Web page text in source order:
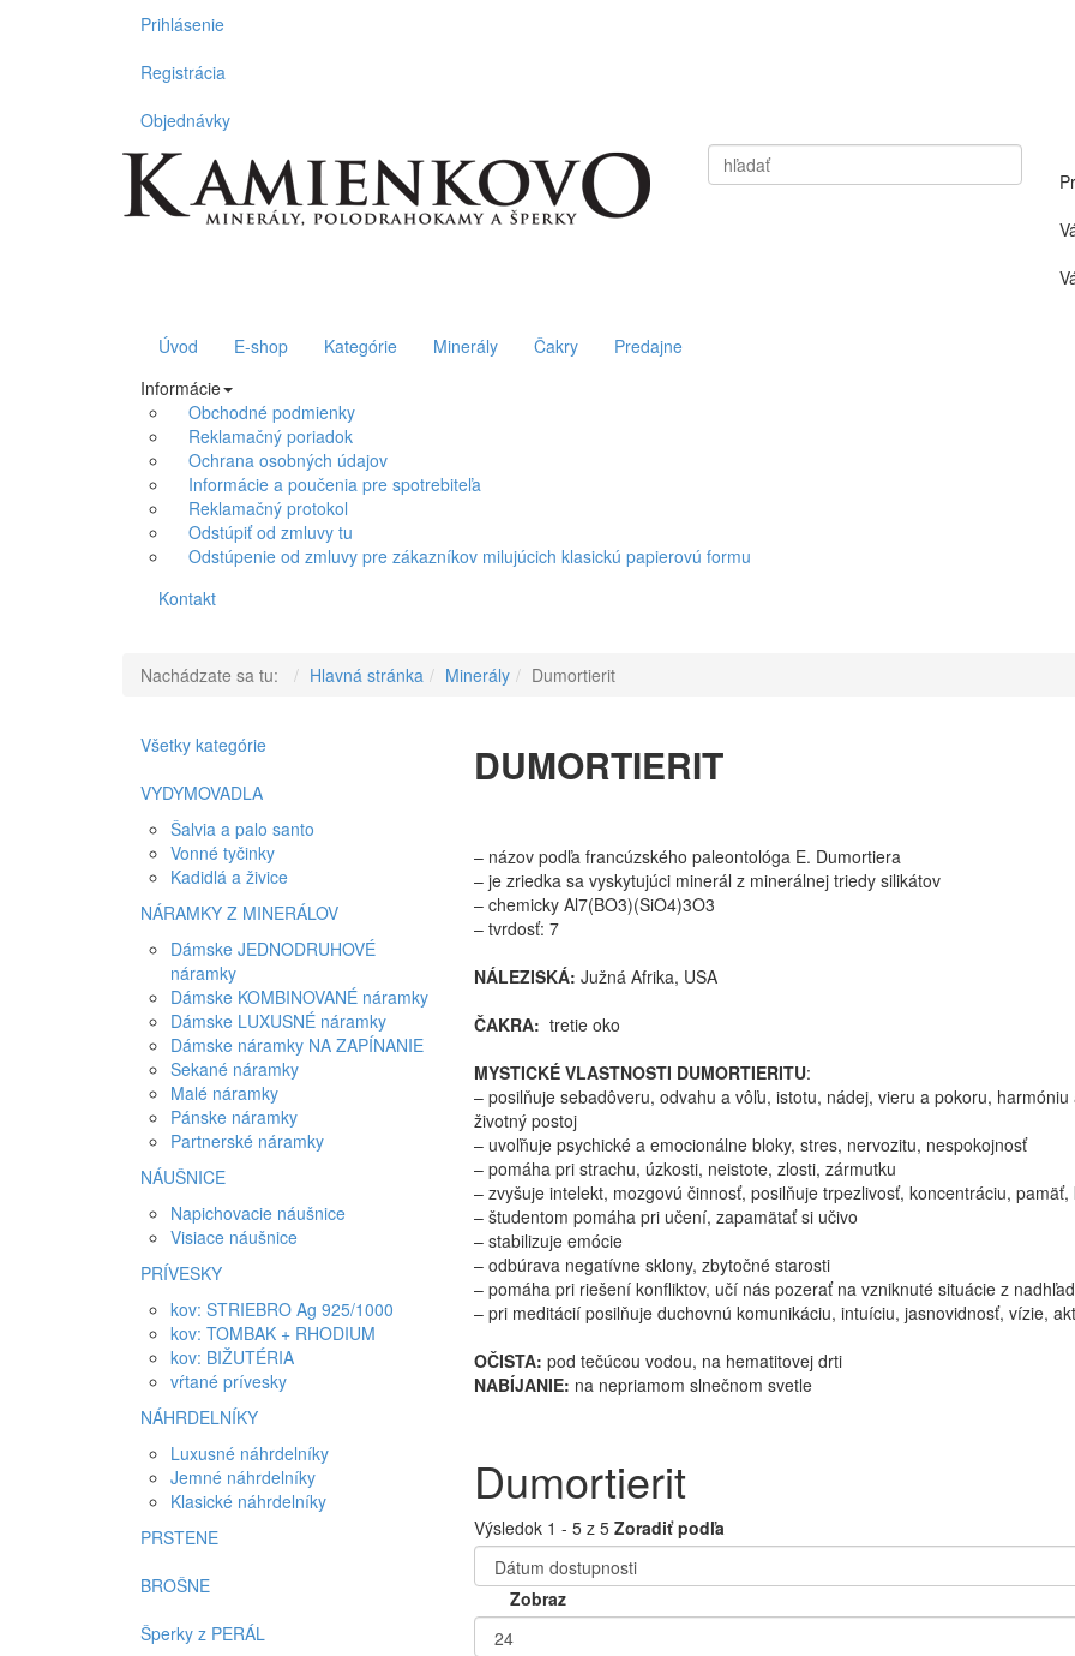
Prihlásenie
Registrácia
Objednávky
Vyhľadať
Úvod E-shop Kategórie Minerály Čakry
Predajne
Informácie
Obchodné podmienky
Reklamačný poriadok
Ochrana osobných údajov
Informácie a poučenia pre spotrebiteľa
Reklamačný protokol
Odstúpiť od zmluvy tu
Odstúpenie od zmluvy pre zákazníkov milujúcich klasickú papierovú formu
Kontakt
Nachádzate sa tu: Hlavná stránka Minerály Dumortierit
DUMORTIERIT
– názov podľa francúzského paleontológa E. Dumortiera
– je zriedka sa vyskytujúci minerál z minerálnej triedy silikátov
– chemicky Al7(BO3)(SiO4)3O3
– tvrdosť: 7
NÁLEZISKÁ: Južná Afrika, USA
ČAKRA: tretie oko
MYSTICKÉ VLASTNOSTI DUMORTIERITU:
– posilňuje sebadôveru, odvahu a vôľu, istotu, nádej, vieru a pokoru,
životný postoj
– uvoľňuje psychické a emocionálne bloky, stres, nervozitu, nespokojnosť
– pomáha pri strachu, úzkosti, neistote, zlosti, zármutku
– zvyšuje intelekt, mozgovú činnosť, posilňuje trpezlivosť, koncentráciu,
– študentom pomáha pri učení, zapamätať si učivo
– stabilizuje emócie
– odbúrava negatívne sklony, zbytočné starosti
– pomáha pri riešení konfliktov, učí nás pozerať na vzniknuté situácie z
– pri meditácií posilňuje duchovnú komunikáciu, intuíciu, jasnovidnosť, vízie,
OČISTA: pod tečúcou vodou, na hematitovej drti
NABÍJANIE: na nepriamom slnečnom svetle
Dumortierit
Výsledok 1 - 5 z 5 Zoradiť podľa
Zobraz
Všetky kategórie
VYDYMOVADLA
Šalvia a palo santo
Vonné tyčinky
Kadidlá a živice
NÁRAMKY Z MINERÁLOV
Dámske JEDNODRUHOVÉ
náramky
Dámske KOMBINOVANÉ náramky
Dámske LUXUSNÉ náramky
Dámske náramky NA ZAPÍNANIE
Sekané náramky
Malé náramky
Pánske náramky
Partnerské náramky
NÁUŠNICE
Napichovacie náušnice
Visiace náušnice
PRÍVESKY
kov: STRIEBRO Ag 925/1000
kov: TOMBAK + RHODIUM
kov: BIŽUTÉRIA
vŕtané prívesky
NÁHRDELNÍKY
Luxusné náhrdelníky
Jemné náhrdelníky
Klasické náhrdelníky
PRSTENE
BROŠNE
Šperky z PERÁL